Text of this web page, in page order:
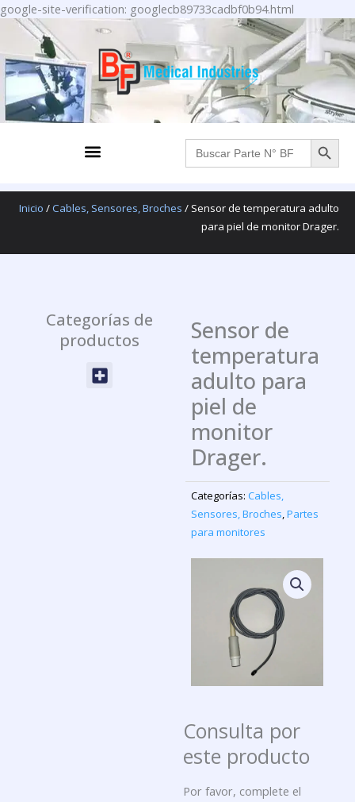
google-site-verification: googlecb89733cadbf0b94.html
al
contenido
Menu Buscar: BOTÓN DE
Inicio /Cables, Sensores, Broches / Sensor de temperatura adulto
para piel de monitor Drager.
Categorías de
productos
Menu
Sensor de
temperatura
adulto para
piel de
monitor
Drager.
Categorías: Cables,
Sensores, Broches,Partes
para monitores
Consulta por
este producto
Por favor, complete el